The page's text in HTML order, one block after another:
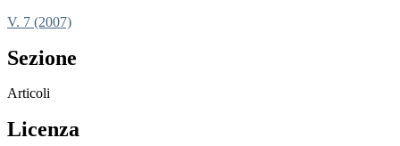
V. 7 (2007)
Sezione
Articoli
Licenza